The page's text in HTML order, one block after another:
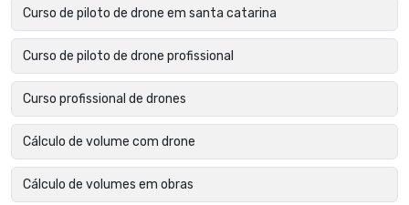
Curso de piloto de drone em santa catarina
Curso de piloto de drone profissional
Curso profissional de drones
Cálculo de volume com drone
Cálculo de volumes em obras